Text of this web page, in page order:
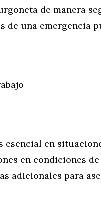
de manera
de una emergencia
esencial en
en condiciones
adicionales para